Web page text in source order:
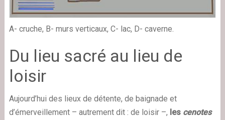
A- cruche, B- murs verticaux, C- lac, D- caverne.
Du lieu sacré au lieu de
loisir
Aujourd’hui des lieux de détente, de baignade et
d’émerveillement – autrement dit : de loisir –, les cenotes